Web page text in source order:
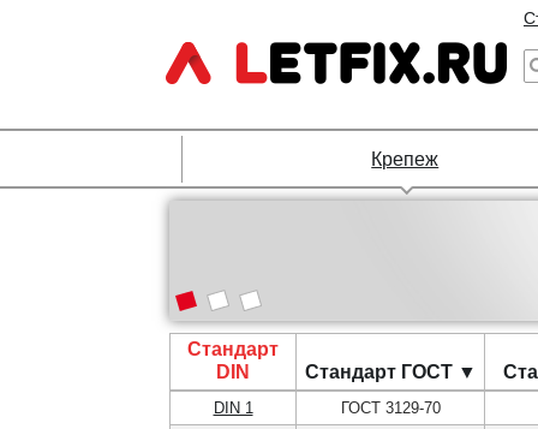
Крепеж
Стандарт
DIN
Стандарт ГОСТ ▼
DIN 1
ГОСТ 3129-70